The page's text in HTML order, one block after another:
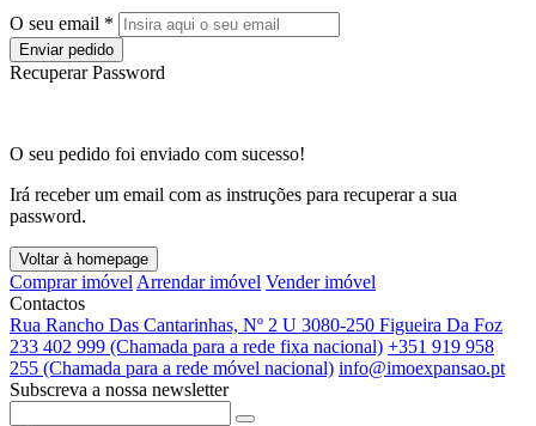
O seu email *
Enviar pedido
Recuperar Password
O seu pedido foi enviado com sucesso!
Irá receber um email com as instruções para recuperar a sua
password.
Voltar à homepage
Comprar imóvel Arrendar imóvel Vender imóvel
Contactos
Rua Rancho Das Cantarinhas, Nº 2 U 3080-250 Figueira Da Foz
233 402 999 (Chamada para a rede fixa nacional) +351 919 958
255 (Chamada para a rede móvel nacional) info@imoexpansao.pt
Subscreva a nossa newsletter